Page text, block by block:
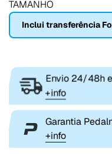
TAMANHO
Inclui transferência
Envio 24/48h e
+info
Garantia
+info